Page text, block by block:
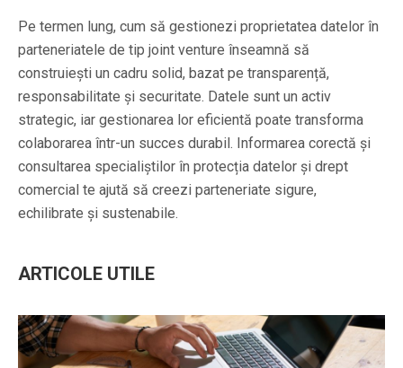
Pe termen lung, cum să gestionezi proprietatea datelor în
parteneriatele de tip joint venture înseamnă să
construiești un cadru solid, bazat pe transparență,
responsabilitate și securitate. Datele sunt un activ
strategic, iar gestionarea lor eficientă poate transforma
colaborarea într-un succes durabil. Informarea corectă și
consultarea specialiștilor în protecția datelor și drept
comercial te ajută să creezi parteneriate sigure,
echilibrate și sustenabile.
ARTICOLE UTILE